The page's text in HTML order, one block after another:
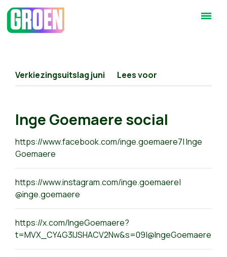
Verkiezingsuitslag juni Lees voor
Inge Goemaere social
https://www.facebook.com/inge.goemaere7| Inge
Goemaere
https://www.instagram.com/inge.goemaere|
@inge.goemaere
https://x.com/IngeGoemaere?
t=MVX_CY4G3IJSHACV2Nw&s=09|@IngeGoemaere